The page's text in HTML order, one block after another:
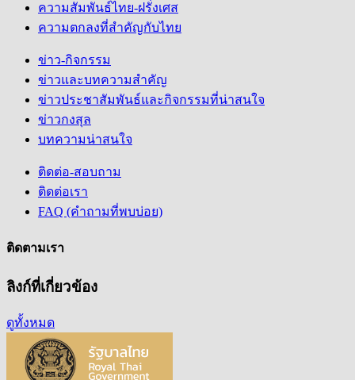
ความสัมพันธ์ไทย-ฝรั่งเศส
ความตกลงที่สำคัญกับไทย
ข่าว-กิจกรรม
ข่าวและบทความสำคัญ
ข่าวประชาสัมพันธ์และกิจกรรมที่น่าสนใจ
ข่าวกงสุล
บทความน่าสนใจ
ติดต่อ-สอบถาม
ติดต่อเรา
FAQ (คำถามที่พบบ่อย)
ติดตามเรา
ลิงก์ที่เกี่ยวข้อง
ดูทั้งหมด